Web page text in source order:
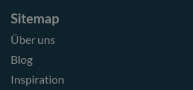
Sitemap
Über uns
Blog
Inspiration